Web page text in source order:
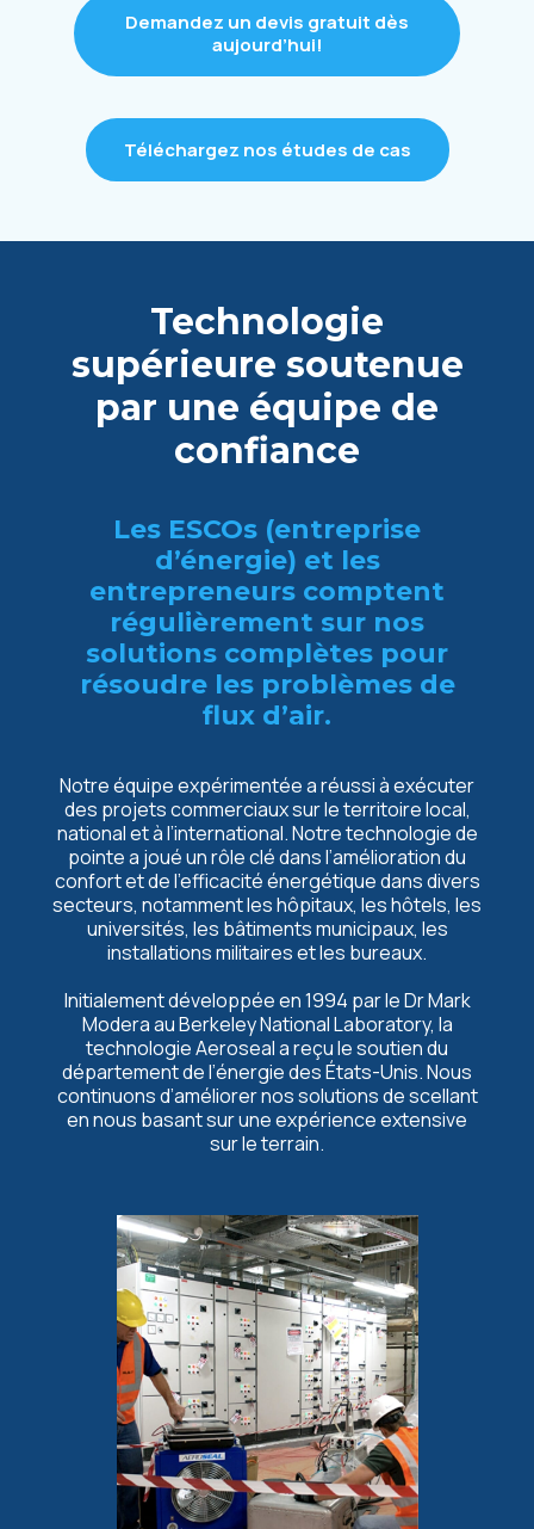
Demandez un devis gratuit dès
aujourd’hui!
Téléchargez nos études de cas
Technologie
supérieure soutenue
par une équipe de
confiance
Les ESCOs (entreprise
d’énergie) et les
entrepreneurs comptent
régulièrement sur nos
solutions complètes pour
résoudre les problèmes de
flux d’air.
Notre équipe expérimentée a réussi à exécuter
des projets commerciaux sur le territoire local,
national et à l’international. Notre technologie de
pointe a joué un rôle clé dans l’amélioration du
confort et de l’efficacité énergétique dans divers
secteurs, notamment les hôpitaux, les hôtels, les
universités, les bâtiments municipaux, les
installations militaires et les bureaux.
Initialement développée en 1994 par le Dr Mark
Modera au Berkeley National Laboratory, la
technologie Aeroseal a reçu le soutien du
département de l’énergie des États-Unis. Nous
continuons d’améliorer nos solutions de scellant
en nous basant sur une expérience extensive
sur le terrain.